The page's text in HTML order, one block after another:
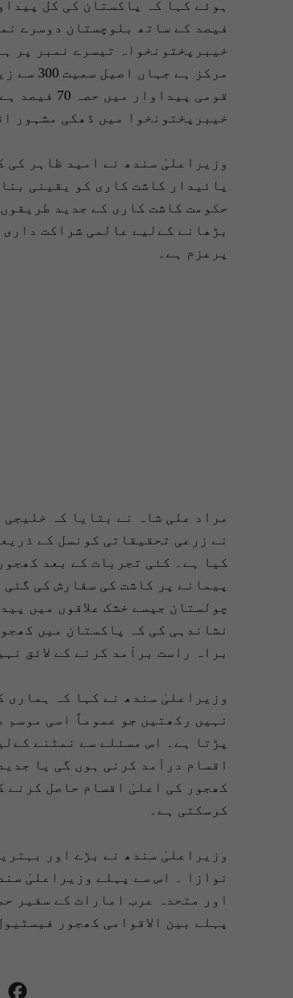
فیصد کے ساتھ بلوچستان دوسرے
خیبرپختونخواہ تیسرے نمبر پر
مرکز
قومی
خیبرپختونخوا میں ڈھکی مشہور
وزیراعلیٰ سندھ نے امید ظاہر کی
پائیدار کاشت کاری کو یقینی
حکومت کاشت کاری کے جدید
بڑھانے کےلیے عالمی شراکت
پرعزم ہے۔
مراد علی شاہ نے بتایا کہ
نے زرعی تحقیقاتی کونسل کے
چولستان جیسے خشک علاقوں میں
نشاندہی کی کہ پاکستان میں
براہ راست برآمد کرنے کے لائق
وزیراعلیٰ سندھ نے کہا کہ ہماری
نہیں رکھتیں جو عموماً اسی موسم
پڑتا ہے۔ اس مسئلے سے نمٹنے
اقسام درآمد کرنی ہوں گی یا
کھجور کی اعلیٰ اقسام حاصل کرنے
کرسکتی ہے۔
وزیراعلیٰ سندھ نے بڑے اور
نوازا ۔ اس سے پہلے وزیراعلیٰ
اور متحدہ عرب امارات کے سفیر
پہلے بین الاقوامی کھجور